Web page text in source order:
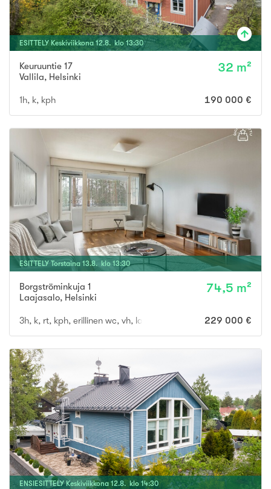
ESITTELY Keskiviikkona 12.8. klo13:30
Keuruuntie 17
Vallila, Helsinki
32 m²
1h, k, kph 190 000 €
ESITTELY Torstaina 13.8. klo 13:30
Borgströminkuja 1
Laajasalo, Helsinki
74,5 m²
3h, k, rt, kph, erillinen wc, vh, lasitettu parveke 229 000 €
ENSIESITTELY Keskiviikkona 12.8. klo 14:30